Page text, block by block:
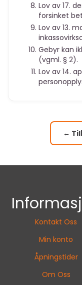
Lov av 17.
forsinket
Lov av 13.
Gebyr kan
(vgml. § 2).
Lov av 14.
←
Kontakt Oss
Min konto
Åpningstider
Om Oss